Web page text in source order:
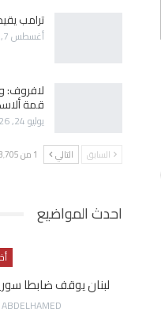
ترامب
أغسطس 7, 2026
لافروف:
قمة
يوليو 24, 2026
السابق التالي 1 من 3٬705
احدث المواضيع
لبنان يوقف ضابطا